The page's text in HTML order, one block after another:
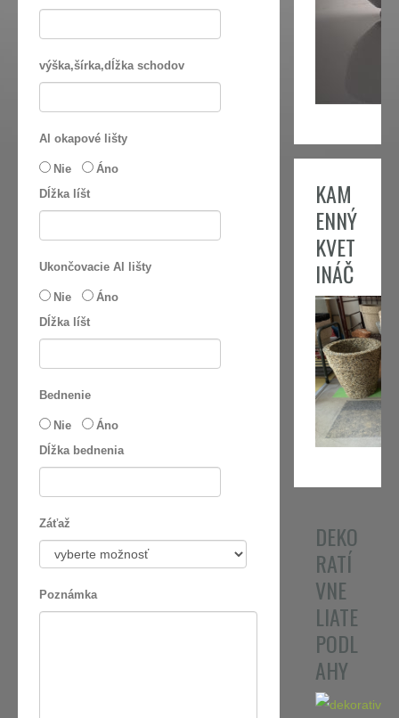
výška,šírka,dĺžka schodov
Al okapové lišty
Nie
Áno
Dĺžka líšt
Ukončovacie Al lišty
Nie
Áno
Dĺžka líšt
Bednenie
Nie
Áno
Dĺžka bednenia
Záťaž
Poznámka
KAM
ENNÝ
KVET
INÁČ
DEKO
RATÍ
VNE
LIATE
PODL
AHY